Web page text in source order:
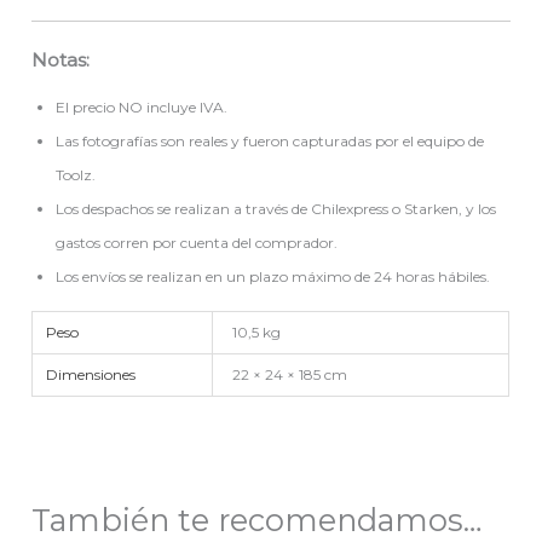
Notas:
El precio NO incluye IVA.
Las fotografías son reales y fueron capturadas por el equipo de
Toolz.
Los despachos se realizan a través de Chilexpress o Starken, y los
gastos corren por cuenta del comprador.
Los envíos se realizan en un plazo máximo de 24 horas hábiles.
Peso 10,5 kg
Dimensiones 22 × 24 × 185 cm
También te recomendamos…